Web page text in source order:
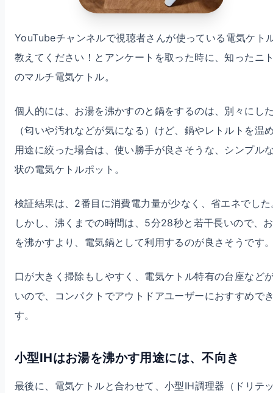
YouTubeチャンネルで視聴者さんが使っている電気ケト
教えてください！とアンケートを取った時に、知ったニ
のマルチ電気ケトル。
個人的には、お湯を沸かすのと鍋をするのは、別々にし
（匂いや汚れなどが気になる）けど、鍋やレトルトを温
用途に絞った場合は、使い勝手が良さそうな、シンプル
状の電気ケトルポット。
検証結果は、2番目に消費電力量が少なく、省エネでした
しかし、沸くまでの時間は、5分28秒と若干長いので、
を沸かすより、電気鍋として利用するのが良さそうです
口が大きく掃除もしやすく、電気ケトル特有の台座など
いので、コンパクトでアウトドアユーザーにおすすめで
す。
小型IHはお湯を沸かす用途には、不向き
最後に、電気ケトルと合わせて、小型IH調理器（ドリテ